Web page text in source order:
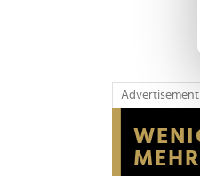
Advertisement